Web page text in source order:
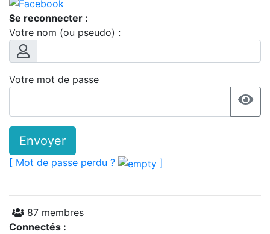
Se reconnecter :
Votre nom (ou pseudo) :
Votre mot de passe
Envoyer
[ Mot de passe perdu ? ]
87 membres
Connectés :